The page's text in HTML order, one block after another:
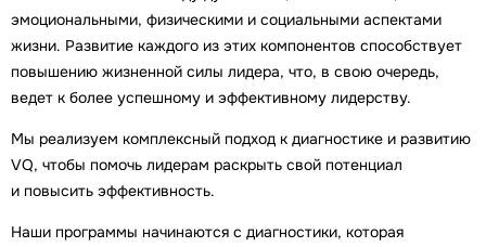
эмоциональными, физическими и социальными аспектами
жизни. Развитие каждого из этих компонентов способствует
повышению жизненной силы лидера, что, в свою очередь,
ведет к более успешному и эффективному лидерству.
Мы реализуем комплексный подход к диагностике и развитию
VQ, чтобы помочь лидерам раскрыть свой потенциал
и повысить эффективность.
Наши программы начинаются с диагностики, которая